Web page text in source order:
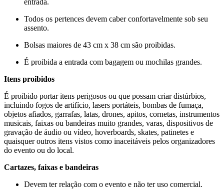
Todos os pertences devem caber confortavelmente sob seu
assento.
Bolsas maiores de 43 cm x 38 cm são proibidas.
É proibida a entrada com bagagem ou mochilas grandes.
Itens proibidos
É proibido portar itens perigosos ou que possam criar distúrbios,
incluindo fogos de artifício, lasers portáteis, bombas de fumaça,
objetos afiados, garrafas, latas, drones, apitos, cornetas, instrumentos
musicais, faixas ou bandeiras muito grandes, varas, dispositivos de
gravação de áudio ou vídeo, hoverboards, skates, patinetes e
quaisquer outros itens vistos como inaceitáveis pelos organizadores
do evento ou do local.
Cartazes, faixas e bandeiras
Devem ter relação com o evento e não ter uso comercial.